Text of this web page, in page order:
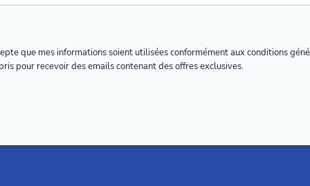
que mes informations soient utilisées conformément aux conditions
pour recevoir des emails contenant des offres exclusives.